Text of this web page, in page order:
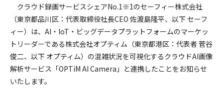
採用情報
クラウド録画サービスシェアNo.1※1のセーフィー株式会社
（東京都品川区：代表取締役社長CEO 佐渡島隆平、以下 セーフ
ィー）は、AI・IoT・ビッグデータプラットフォームのマーケッ
トリーダーである株式会社オプティム（東京都港区：代表者 菅谷
俊二、以下 オプティム）の混雑状況を可視化するクラウドAI画像
解析サービス「OPTiM AI Camera」と連携したことをお知らせ
いたします。